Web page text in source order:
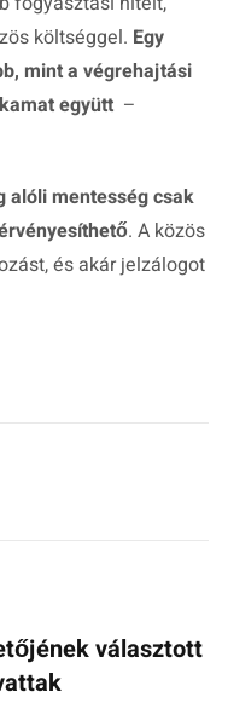
költséggel. Egy
mint a végrehajtási
együtt –
alóli mentesség csak
. A közös
és akár jelzálogot
választott